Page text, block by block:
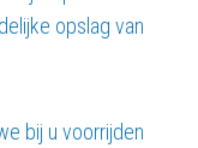
opslag van
bij u voorrijden